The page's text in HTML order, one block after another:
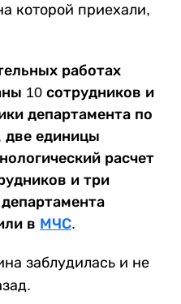
которой приехали,
работах
10 сотрудников и
департамента по
две единицы
расчет
и три
в МЧС.
заблудилась и не